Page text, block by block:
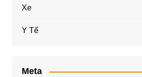
Xe
Y Tế
Meta